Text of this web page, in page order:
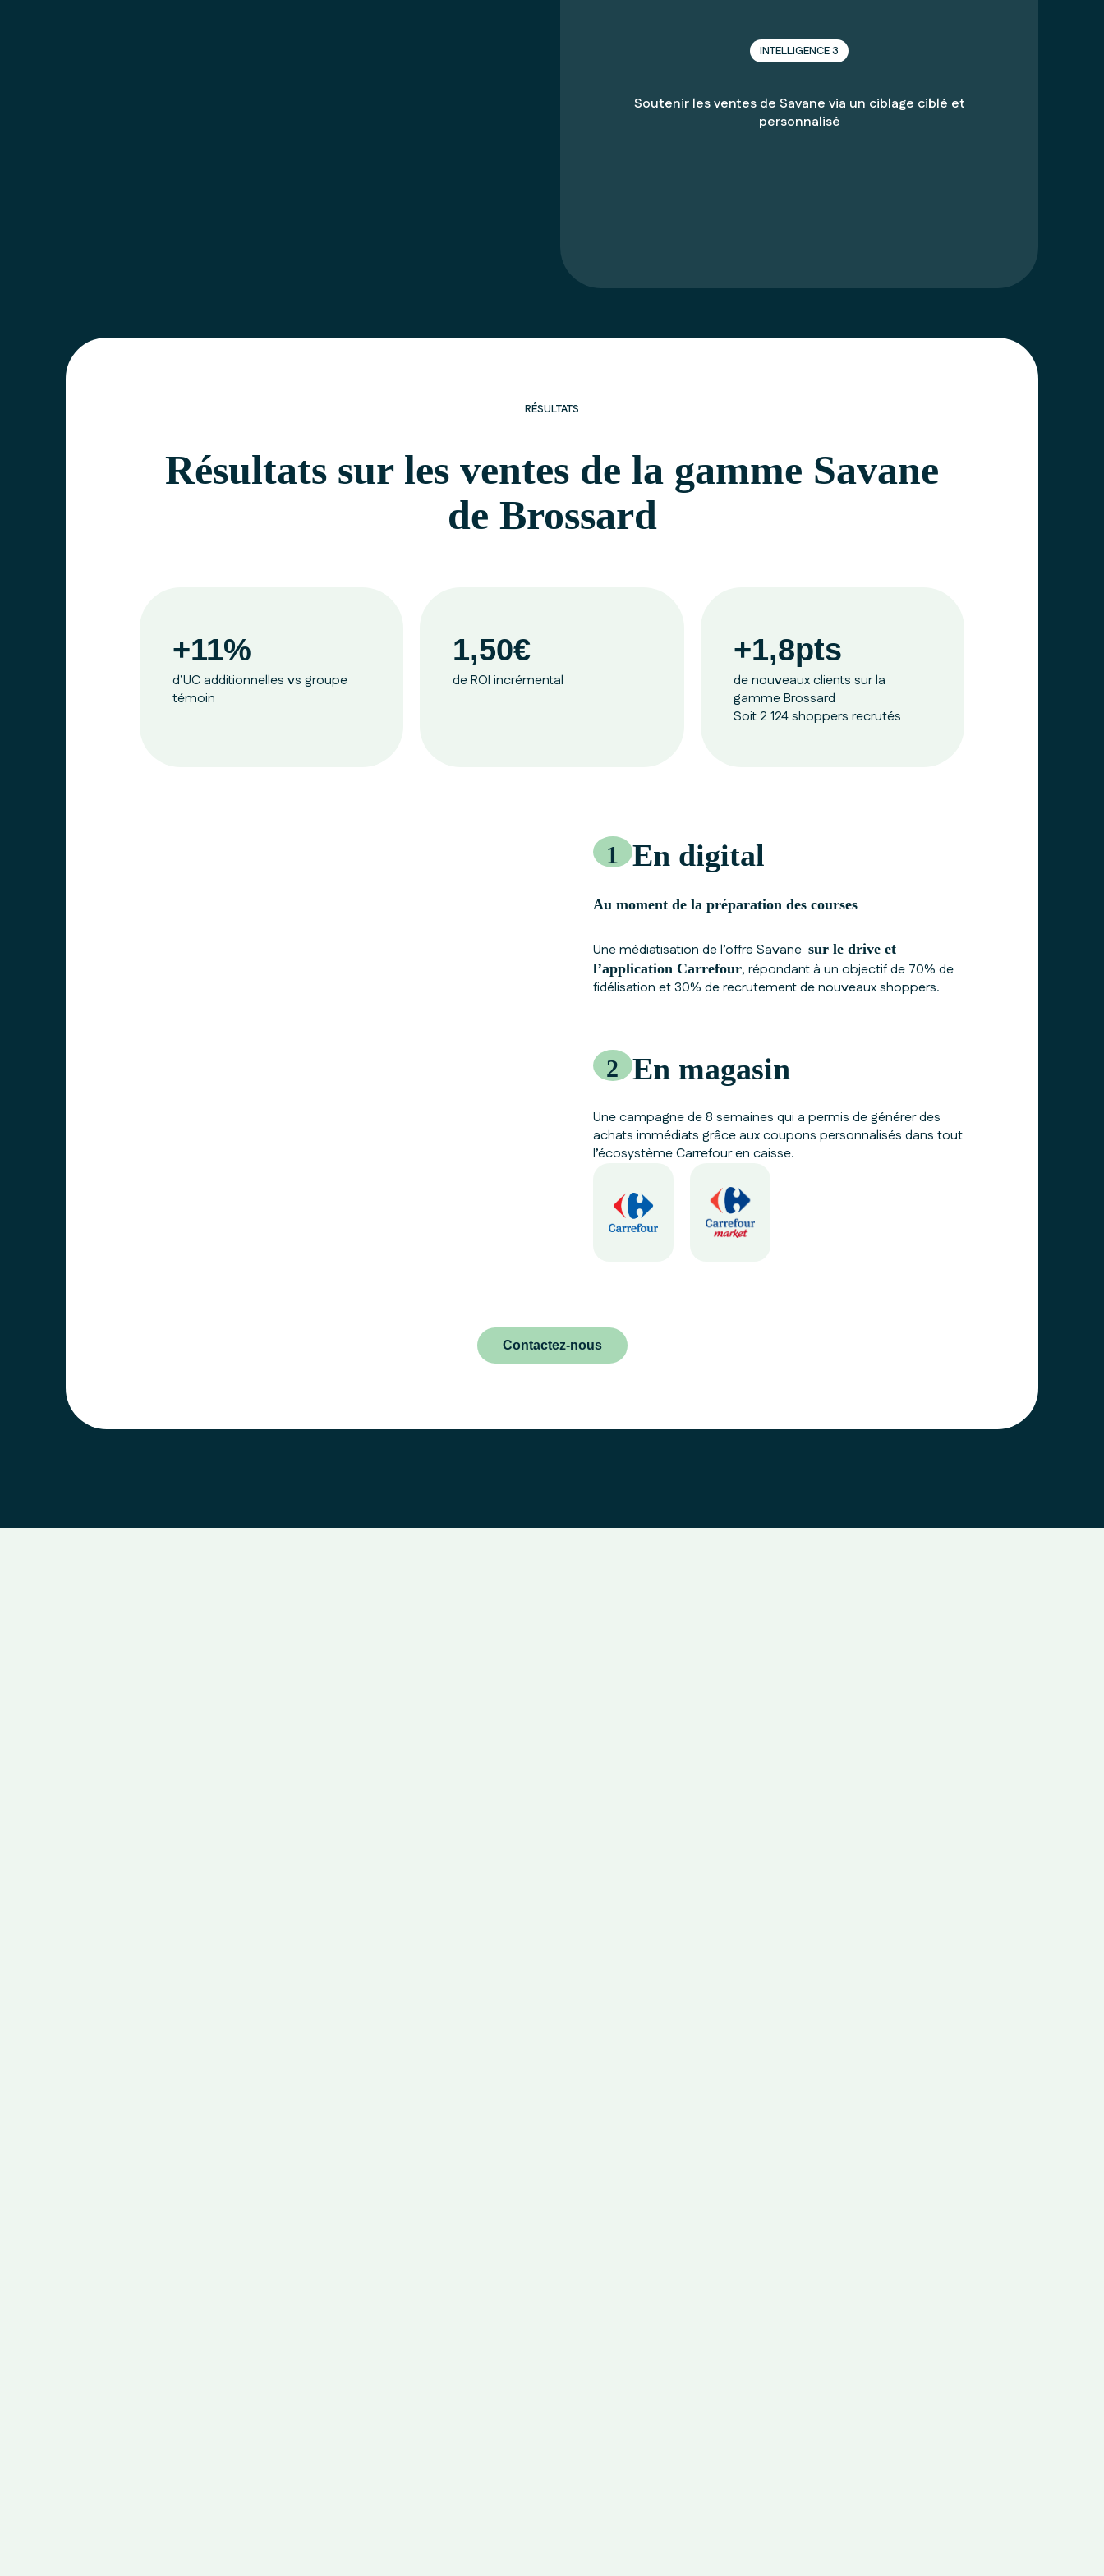
INTELLIGENCE 3
Soutenir les ventes de Savane via un ciblage ciblé et
personnalisé
RÉSULTATS
Résultats sur les ventes de la gamme Savane
de Brossard
+11%
d’UC additionnelles vs groupe
témoin
1,50€
de ROI incrémental
+1,8pts
de nouveaux clients sur la
gamme Brossard
Soit 2 124 shoppers recrutés
1 En digital
Au moment de la préparation des courses
Une médiatisation de l’offre Savane sur le drive et
l’application Carrefour, répondant à un objectif de 70% de
fidélisation et 30% de recrutement de nouveaux shoppers.
2 En magasin
Une campagne de 8 semaines qui a permis de générer des
achats immédiats grâce aux coupons personnalisés dans tout
l’écosystème Carrefour en caisse.
Contactez-nous